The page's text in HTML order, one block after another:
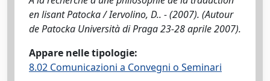
en lisant Patocka / Iervolino, D.. - (2007). (Autour
de Patocka Università di Praga 23-28 aprile 2007).
Appare nelle tipologie:
8.02 Comunicazioni a Convegni o Seminari